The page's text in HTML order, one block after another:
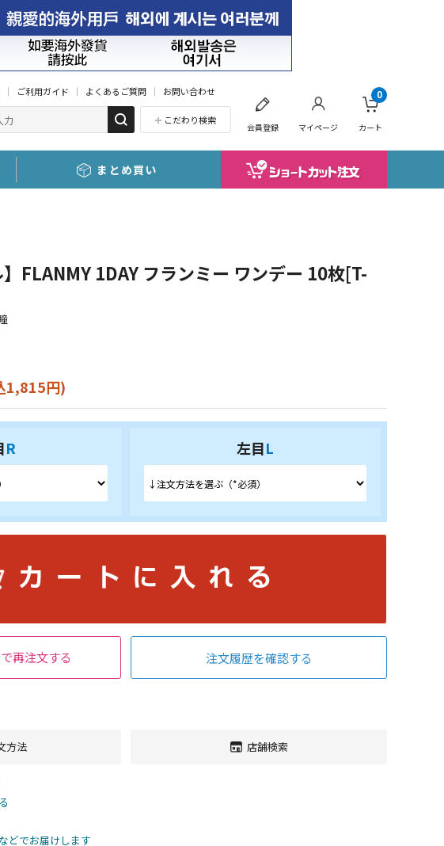
ご利用ガイド よくあるご質問 お問い合わせ
こだわり検索
会員登録 マイページ カート
0
まとめ買い
】FLANMY 1DAY フランミー ワンデー 10枚[T-
1,815円)
R 左目L
再注文する 注文履歴を確認する
方法 店舗検索
どでお届けします